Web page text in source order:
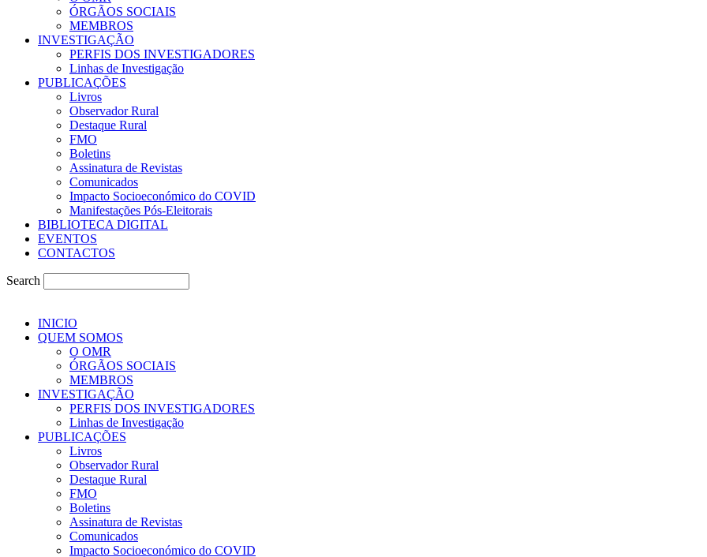
ÓRGÃOS SOCIAIS
MEMBROS
INVESTIGAÇÃO
PERFIS DOS INVESTIGADORES
Linhas de Investigação
PUBLICAÇÕES
Livros
Observador Rural
Destaque Rural
FMO
Boletins
Assinatura de Revistas
Comunicados
Impacto Socioeconómico do COVID
Manifestações Pós-Eleitorais
BIBLIOTECA DIGITAL
EVENTOS
CONTACTOS
Search
INICIO
QUEM SOMOS
O OMR
ÓRGÃOS SOCIAIS
MEMBROS
INVESTIGAÇÃO
PERFIS DOS INVESTIGADORES
Linhas de Investigação
PUBLICAÇÕES
Livros
Observador Rural
Destaque Rural
FMO
Boletins
Assinatura de Revistas
Comunicados
Impacto Socioeconómico do COVID